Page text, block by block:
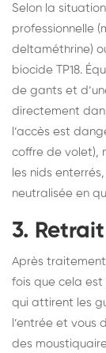
Selon la
professionnelle
deltaméthrine)
biocide TP18.
de gants et
directement
l’accès est
coffre de volet),
les nids
neutralisée en
3.
Après
fois que cela est
qui attirent les
l’entrée et vous
des